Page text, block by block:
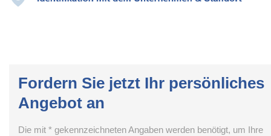
Fordern Sie jetzt Ihr persönliches
Angebot an
Die mit * gekennzeichneten Angaben werden benötigt, um Ihre